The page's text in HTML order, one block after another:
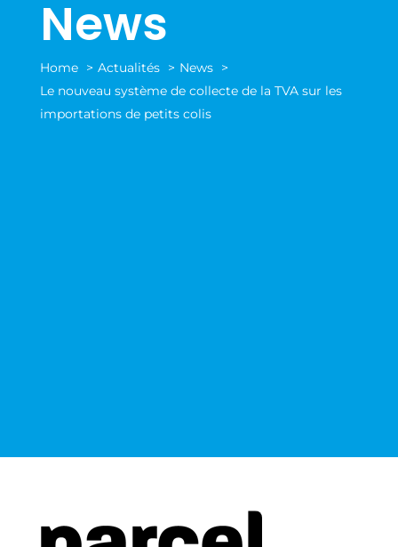
News
Home Actualités
News
Le nouveau système de collecte de la TVA sur les
importations de petits colis